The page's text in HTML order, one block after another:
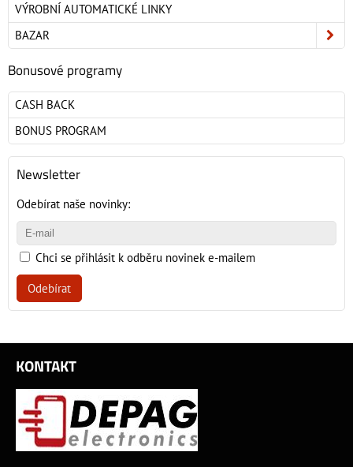
VÝROBNÍ AUTOMATICKÉ LINKY
BAZAR
Bonusové programy
CASH BACK
BONUS PROGRAM
Newsletter
Odebírat naše novinky:
Chci se přihlásit k odběru novinek e-mailem
Odebírat
KONTAKT